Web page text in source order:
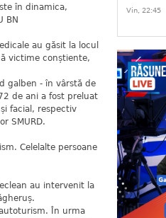
în dinamica,
BN
au găsit la locul
victime conștiente,
galben - în vârstă de
de ani a fost preluat
facial, respectiv
SMURD.
Celelalte persoane
au intervenit la
În urma
Vin, 22:45